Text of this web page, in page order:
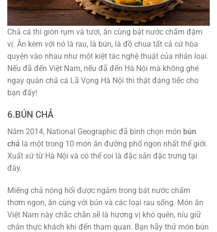
Chả cá thì giòn rụm và tươi, ăn cùng bát nước chấm đậm
vị. Ăn kèm với nó là rau, là bún, là đồ chua tất cả cứ hòa
quyện vào nhau như một kiệt tác nghệ thuật của nhân loại.
Nếu đã đến Việt Nam, nếu đã đến Hà Nội mà không ghé
ngay quán chả cá Lã Vọng Hà Nội thì thật đáng tiếc cho
bạn đấy!
6.BÚN CHẢ
Năm 2014, National Geographic đã bình chọn món bún
chả là một trong 10 món ăn đường phố ngon nhất thế giới.
Xuất xứ từ Hà Nội và có thể coi là đặc sản đặc trưng tại
đây.
Miếng chả nóng hổi được ngâm trong bát nước chấm
thơm ngon, ăn cùng với bún và các loại rau sống. Món ăn
Việt Nam này chắc chắn sẽ là hương vị khó quên, níu giữ
chân thực khách khi đến tham quan. Bạn hãy thử món bún